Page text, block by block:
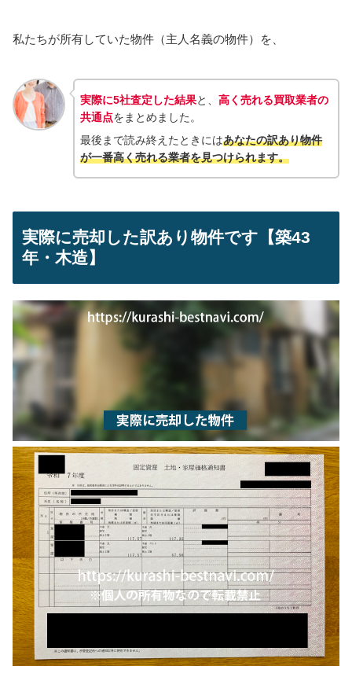
私たちが所有していた物件（主人名義の物件）を、
実際に5社査定した結果と、 高く売れる買取業者の
共通点をまとめました。
最後まで読み終えたときにはあなたの訳あり物件
が一番高く売れる業者を見つけられます。
実際に売却した訳あり物件です【築43
年・木造】